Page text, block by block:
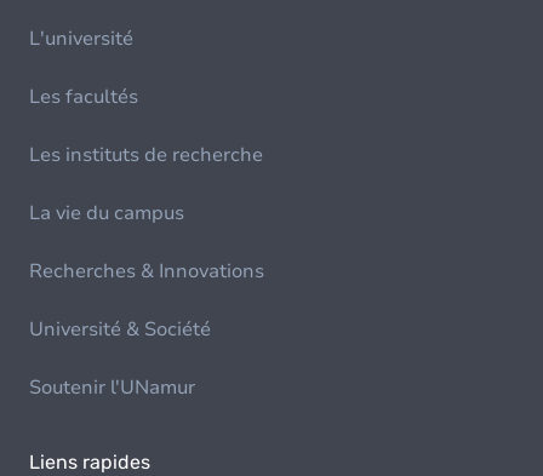
L'université
Les facultés
Les instituts de recherche
La vie du campus
Recherches & Innovations
Université & Société
Soutenir l'UNamur
Liens rapides